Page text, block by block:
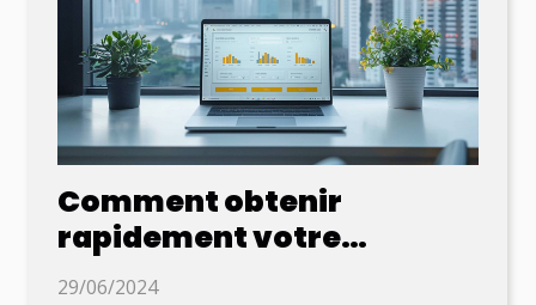
Comment obtenir
rapidement votre
document officiel
29/06/2024